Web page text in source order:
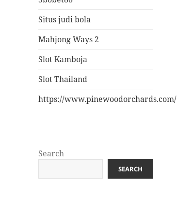
Situs judi bola
Mahjong Ways 2
Slot Kamboja
Slot Thailand
https://www.pinewoodorchards.com/
Search
SEARCH